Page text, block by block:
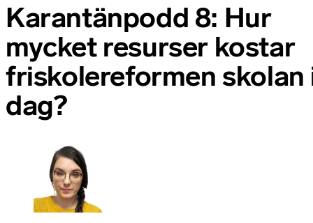
Karantänpodd 8: Hur
mycket resurser kostar
friskolereformen skolan
dag?